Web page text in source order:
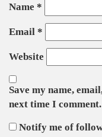
Name *
Email *
Website
Save my name,
next time I comment.
Notify me of